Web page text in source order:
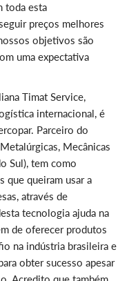
toda esta
preços melhores
objetivos são
uma expectativa
Timat Service,
internacional, é
Parceiro do
Mecânicas
Sul), tem como
que queiram usar a
através de
tecnologia ajuda na
de oferecer produtos
na indústria brasileira e
obter sucesso apesar